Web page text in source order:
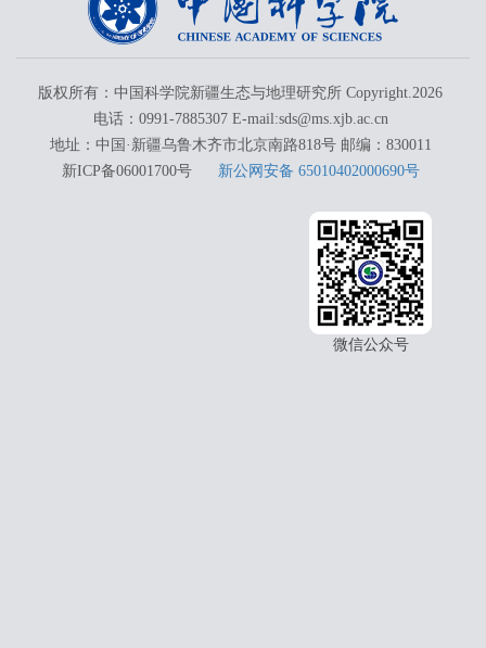
版权所有：中国科学院新疆生态与地理研究所 Copyright. 2026
电话：0991-7885307 E-mail:sds@ms.xjb.ac.cn
地址：中国·新疆乌鲁木齐市北京南路818号 邮编：830011
新ICP备06001700号 新公网安备 65010402000690号
微信公众号